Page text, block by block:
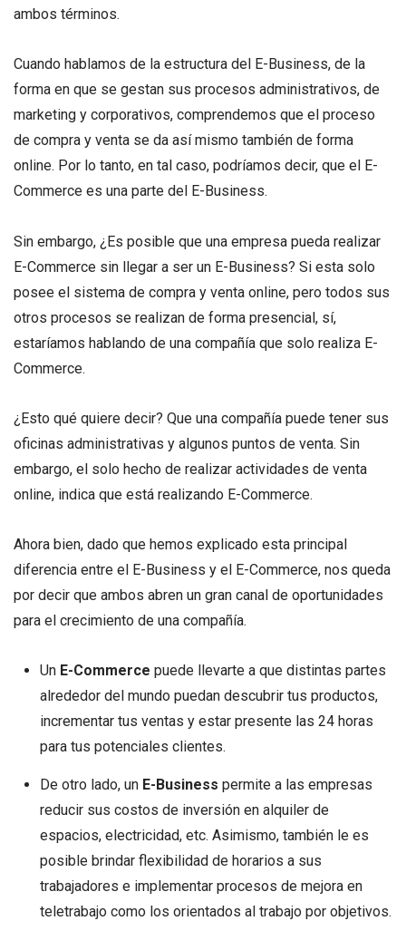
ambos términos.
Cuando hablamos de la estructura del E-Business, de la
forma en que se gestan sus procesos administrativos, de
marketing y corporativos, comprendemos que el proceso
de compra y venta se da así mismo también de forma
online. Por lo tanto, en tal caso, podríamos decir, que el E-
Commerce es una parte del E-Business.
Sin embargo, ¿Es posible que una empresa pueda realizar
E-Commerce sin llegar a ser un E-Business? Si esta solo
posee el sistema de compra y venta online, pero todos sus
otros procesos se realizan de forma presencial, sí,
estaríamos hablando de una compañía que solo realiza E-
Commerce.
¿Esto qué quiere decir? Que una compañía puede tener sus
oficinas administrativas y algunos puntos de venta. Sin
embargo, el solo hecho de realizar actividades de venta
online, indica que está realizando E-Commerce.
Ahora bien, dado que hemos explicado esta principal
diferencia entre el E-Business y el E-Commerce, nos queda
por decir que ambos abren un gran canal de oportunidades
para el crecimiento de una compañía.
UnE-Commerce puede llevarte a que distintas partes
alrededor del mundo puedan descubrir tus productos,
incrementar tus ventas y estar presente las 24 horas
para tus potenciales clientes.
De otro lado, un E-Business permite a las empresas
reducir sus costos de inversión en alquiler de
espacios, electricidad, etc. Asimismo, también le es
posible brindar flexibilidad de horarios a sus
trabajadores e implementar procesos de mejora en
teletrabajo como los orientados al trabajo por objetivos.